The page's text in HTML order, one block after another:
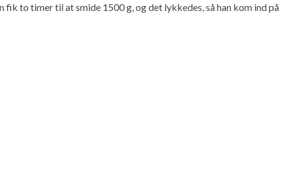
to timer til at smide 1500 g, og det lykkedes, så han kom ind på